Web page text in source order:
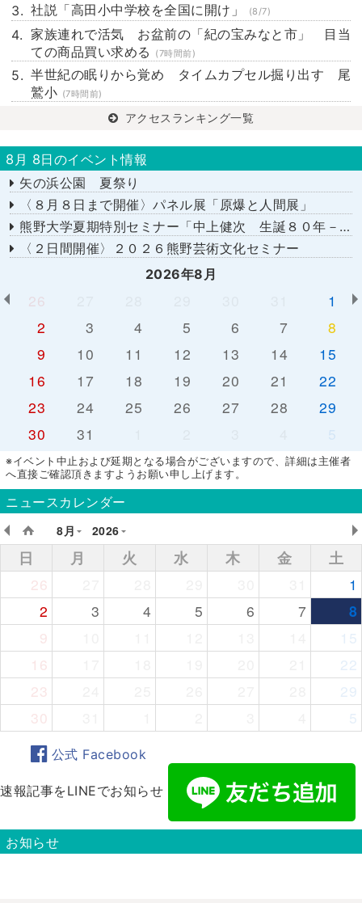
社説「高田小中学校を全国に開け」 (8/7)
家族連れで活気 お盆前の「紀の宝みなと市」 目当
ての商品買い求める
(7時間前)
半世紀の眠りから覚め タイムカプセル掘り出す 尾
鷲小 (7時間前)
アクセスランキング一覧
8月 8日のイベント情報
矢の浜公園 夏祭り
〈８月８日まで開催〉パネル展「原爆と人間展」
熊野大学夏期特別セミナー「中上健次 生誕８０年－時代へのまなざし－」
〈２日間開催〉２０２６熊野芸術文化セミナー
2026年8月
26
1
2
3 4 5 6 7
8
9
10 11 12 13 14
15
16
17 18 19 20 21
22
23
24 25 26 27 28
29
30
31 5
※イベント中止および延期となる場合がございますので、詳細は主催者
へ直接ご確認頂きますようお願い申し上げます。
ニュースカレンダー
8月
2026
日 月 火 水 木 金
土
26
1
2
3 4 5 6 7
8
9
15
16
22
23
29
30
5
公式 Facebook
速報記事をLINEでお知らせ
お知らせ